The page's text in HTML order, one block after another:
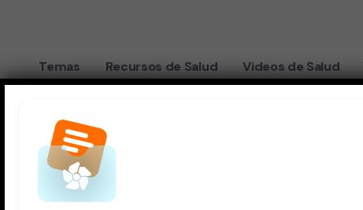
Temas Recursos de Salud Videos de Salud